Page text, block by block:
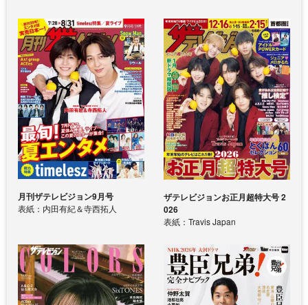
月刊ザテレビジョン9月号
表紙：内田有紀＆寺西拓人
ザテレビジョンお正月超特大号 2
026
表紙：Travis Japan